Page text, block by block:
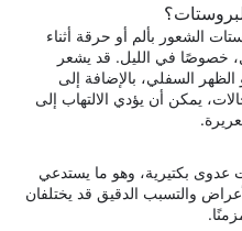
الشعور بألم أو حرقة أثناء
خصوصًا في الليل. قد يشعر
السفلي، بالإضافة إلى
يمكن أن يؤدي الالتهاب إلى
عدوى بكتيرية، وهو ما يستدعي
والتسبب الدقيق قد يختلفان